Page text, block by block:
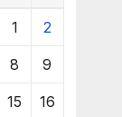
1 2
8 9
15 16